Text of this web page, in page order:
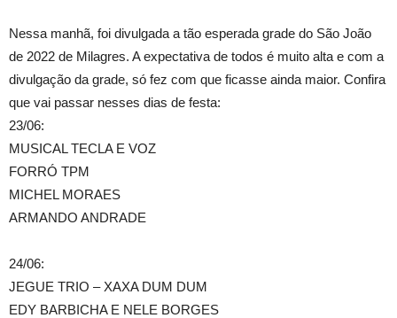
Nessa manhã, foi divulgada a tão esperada grade do São João
de 2022 de Milagres. A expectativa de todos é muito alta e com a
divulgação da grade, só fez com que ficasse ainda maior. Confira
que vai passar nesses dias de festa:
23/06:
MUSICAL TECLA E VOZ
FORRÓ TPM
MICHEL MORAES
ARMANDO ANDRADE
24/06:
JEGUE TRIO – XAXA DUM DUM
EDY BARBICHA E NELE BORGES